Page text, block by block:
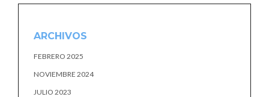
ARCHIVOS
FEBRERO 2025
NOVIEMBRE 2024
JULIO 2023